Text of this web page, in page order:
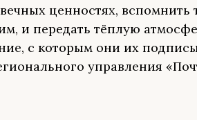
ценностях, вспомнить
и передать тёплую
с которым они их
управления